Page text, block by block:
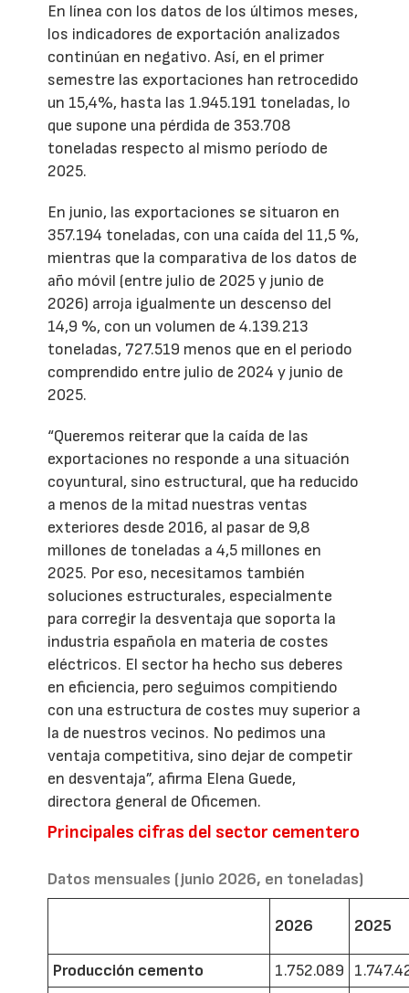
En línea con los datos de los últimos meses,
los indicadores de exportación analizados
continúan en negativo. Así, en el primer
semestre las exportaciones han retrocedido
un 15,4%, hasta las 1.945.191 toneladas, lo
que supone una pérdida de 353.708
toneladas respecto al mismo período de
2025.
En junio, las exportaciones se situaron en
357.194 toneladas, con una caída del 11,5 %,
mientras que la comparativa de los datos de
año móvil (entre julio de 2025 y junio de
2026) arroja igualmente un descenso del
14,9 %, con un volumen de 4.139.213
toneladas, 727.519 menos que en el periodo
comprendido entre julio de 2024 y junio de
2025.
“Queremos reiterar que la caída de las
exportaciones no responde a una situación
coyuntural, sino estructural, que ha reducido
a menos de la mitad nuestras ventas
exteriores desde 2016, al pasar de 9,8
millones de toneladas a 4,5 millones en
2025. Por eso, necesitamos también
soluciones estructurales, especialmente
para corregir la desventaja que soporta la
industria española en materia de costes
eléctricos. El sector ha hecho sus deberes
en eficiencia, pero seguimos compitiendo
con una estructura de costes muy superior a
la de nuestros vecinos. No pedimos una
ventaja competitiva, sino dejar de competir
en desventaja”, afirma Elena Guede,
directora general de Oficemen.
Principales cifras del sector cementero
Datos mensuales (junio 2026, en toneladas)
2026 2025
Producción cemento 1.752.089